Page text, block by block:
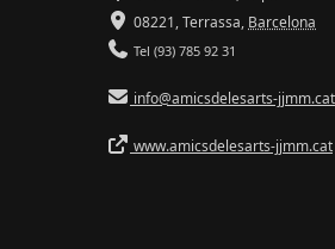
08221,Terrassa, Barcelona
Tel (93) 785 92 31
info@amicsdelesarts-jjmm.cat
www.amicsdelesarts-jjmm.cat